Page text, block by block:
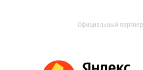
Официальный партнер